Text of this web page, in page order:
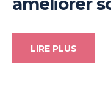
LIRE PLUS